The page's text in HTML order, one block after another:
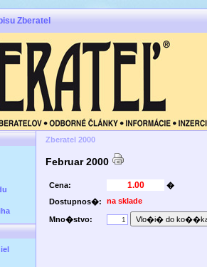
Zberatel
Zberatel 2000
Februar 2000
Cena:
�
Dostupnos�:
na sklade
Mno�stvo: